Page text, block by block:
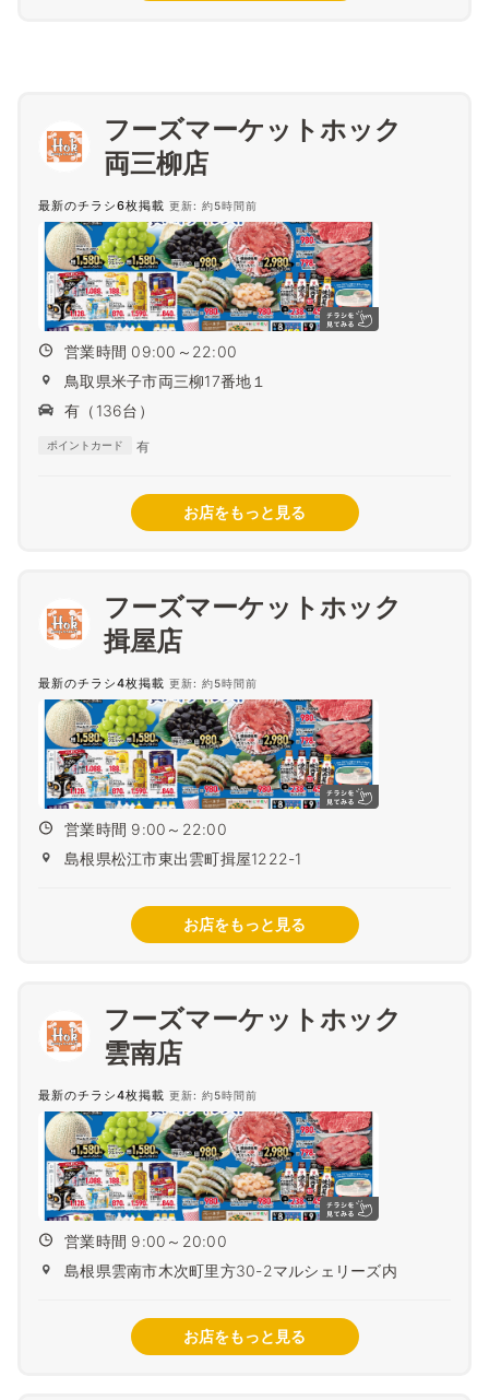
フーズマーケットホック
両三柳店
最新のチラシ6枚掲載 更新: 約5時間前
営業時間 09:00～22:00
鳥取県米子市両三柳17番地１
有（136台）
ポイントカード 有
お店をもっと見る
フーズマーケットホック
揖屋店
最新のチラシ4枚掲載 更新: 約5時間前
営業時間 9:00～22:00
島根県松江市東出雲町揖屋1222-1
お店をもっと見る
フーズマーケットホック
雲南店
最新のチラシ4枚掲載 更新: 約5時間前
営業時間 9:00～20:00
島根県雲南市木次町里方30-2マルシェリーズ内
お店をもっと見る